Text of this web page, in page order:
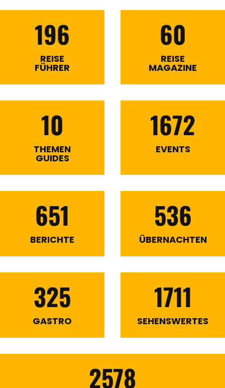
196
REISE
FÜHRER
60
REISE
MAGAZINE
10
THEMEN
GUIDES
1672
EVENTS
651
BERICHTE
536
ÜBERNACHTEN
325
GASTRO
1711
SEHENSWERTES
2578